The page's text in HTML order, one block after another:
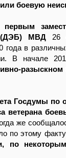
боевую
первым
(ДЭБ) МВД 26
года в
В начале
Госдумы по
ветерана
же
по этому
по